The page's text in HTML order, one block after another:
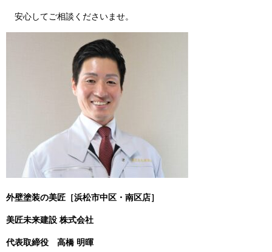
安心してご相談くださいませ。
外壁塗装の美匠［浜松市中区・南区店］
美匠未来建設 株式会社
代表取締役 高橋 明暉